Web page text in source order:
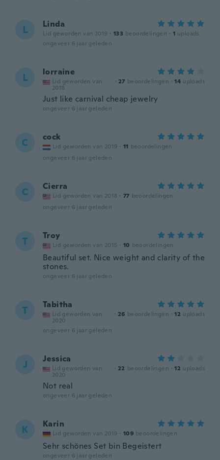
L Linda
Lid geworden van 2019 · 133 beoordelingen · 1 uploads
ongeveer 6 jaar geleden
L lorraine
Lid geworden van
2018
· 27 beoordelingen · 14 uploads
Just like carnival cheap jewelry
ongeveer 6 jaar geleden
C cock
Lid geworden van 2019 · 11 beoordelingen
ongeveer 6 jaar geleden
C Cierra
Lid geworden van 2018 · 77 beoordelingen
ongeveer 6 jaar geleden
T Troy
Lid geworden van 2015 · 10 beoordelingen
Beautiful set. Nice weight and clarity of the
stones.
ongeveer 6 jaar geleden
T Tabitha
Lid geworden van
2020
· 26 beoordelingen · 12 uploads
ongeveer 6 jaar geleden
J Jessica
Lid geworden van
2020
· 22 beoordelingen · 12 uploads
Not real
ongeveer 6 jaar geleden
K Karin
Lid geworden van 2019 · 109 beoordelingen
Sehr schönes Set bin Begeistert
ongeveer 6 jaar geleden